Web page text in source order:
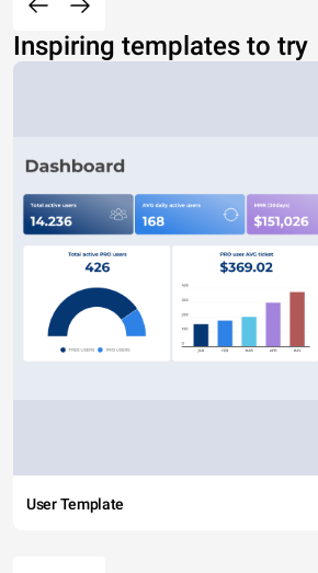
Inspiring templates to try
User Template